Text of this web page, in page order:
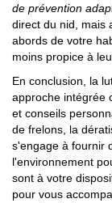
de prévention
direct du nid, mais
abords de votre
moins propice à
En conclusion, la
approche intégrée
et conseils
de frelons, la
s'engage à fournir
l'environnement
sont à votre
pour vous